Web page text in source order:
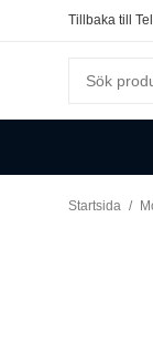
Tillbaka till
Startsida /